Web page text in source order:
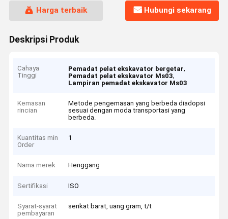
Harga terbaik Hubungi sekarang
Deskripsi Produk
Cahaya
Tinggi
Pemadat pelat ekskavator bergetar,
Pemadat pelat ekskavator Ms03,
Lampiran pemadat ekskavator Ms03
Kemasan
rincian
Metode pengemasan yang berbeda diadopsi
sesuai dengan moda transportasi yang
berbeda.
Kuantitas min
Order
1
Nama merek Henggang
Sertifikasi ISO
Syarat-syarat
pembayaran
serikat barat, uang gram, t/t